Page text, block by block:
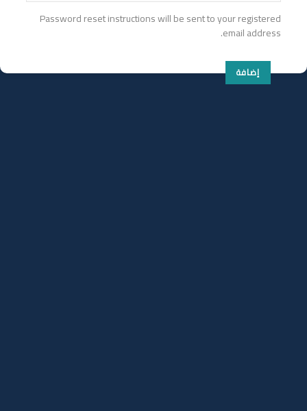
Password reset instructions will be sent to your registered
email address.